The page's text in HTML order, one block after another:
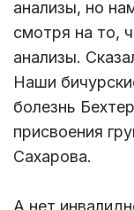
анализы, но
смотря на то,
анализы.
Наши
болезнь
присвоения
Сахарова.
А нет